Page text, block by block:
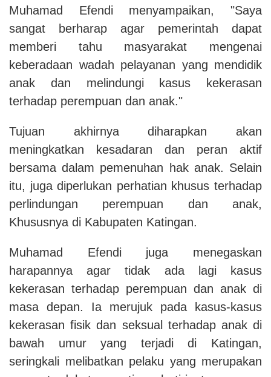
Muhamad Efendi menyampaikan, "Saya
sangat berharap agar pemerintah dapat
memberi tahu masyarakat mengenai
keberadaan wadah pelayanan yang mendidik
anak dan melindungi kasus kekerasan
terhadap perempuan dan anak."
Tujuan akhirnyadiharapkan akan
meningkatkan kesadaran dan peran aktif
bersama dalam pemenuhan hak anak. Selain
itu, juga diperlukan perhatian khusus terhadap
perlindungan perempuan dan anak,
Khususnya di Kabupaten Katingan.
Muhamad Efendi juga menegaskan
harapannya agar tidak ada lagi kasus
kekerasan terhadap perempuan dan anak di
masa depan. Ia merujuk pada kasus-kasus
kekerasan fisik dan seksual terhadap anak di
bawah umur yang terjadi di Katingan,
seringkali melibatkan pelaku yang merupakan